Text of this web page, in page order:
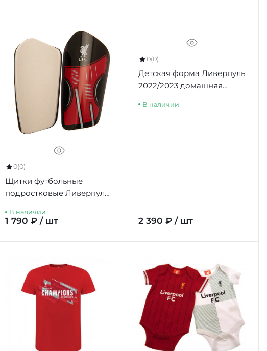
0(0)
Щитки футбольные
подростковые Ливерпуль
лет
В наличии
1 790 ₽ / шт
0(0)
Детская форма Ливерпуль
2022/2023 домашняя
В наличии
2 390 ₽ / шт